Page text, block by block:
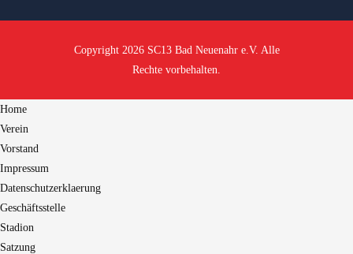
Copyright 2026 SC13 Bad Neuenahr e.V. Alle
Rechte vorbehalten.
Home
Verein
Vorstand
Impressum
Datenschutzerklaerung
Geschäftsstelle
Stadion
Satzung